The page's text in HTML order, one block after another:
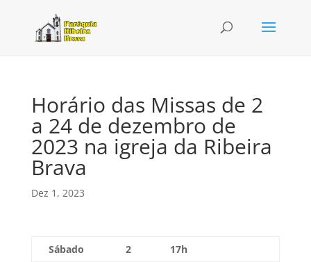
Horário das Missas de 2
a 24 de dezembro de
2023 na igreja da Ribeira
Brava
Dez 1, 2023
Sábado 2
17h